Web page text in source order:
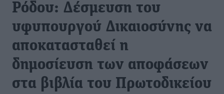
Ρόδου: Δέσμευση του
υφυπουργού Δικαιοσύνης να
αποκατασταθεί η
δημοσίευση των αποφάσεων
στα βιβλία του Πρωτοδικείου